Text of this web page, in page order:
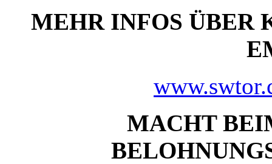
MEHR INFOS ÜBER
MACHT